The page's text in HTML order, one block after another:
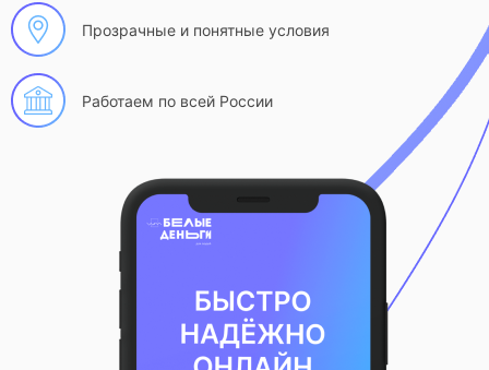
Прозрачные и понятные условия
Работаем по всей России